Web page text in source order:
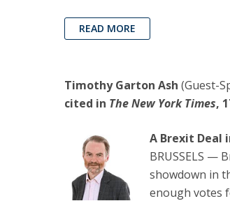
READ MORE
Timothy Garton Ash (Guest-
cited in The New York Times,
A Brexit Deal
BRUSSELS —
showdown in
enough votes